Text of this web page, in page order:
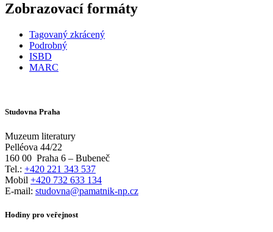
Zobrazovací formáty
Tagovaný zkrácený
Podrobný
ISBD
MARC
Studovna Praha
Muzeum literatury
Pelléova 44/22
160 00 Praha 6 – Bubeneč
Tel.: +420 221 343 537
Mobil +420 732 633 134
E-mail: studovna@pamatnik-np.cz
Hodiny pro veřejnost